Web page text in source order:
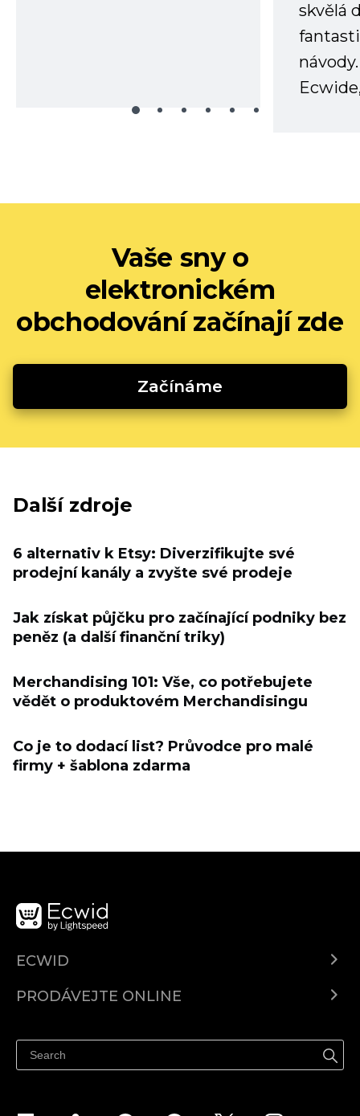
skvělá
Vaše sny o
elektronickém
obchodování začínají zde
Začínáme
Další zdroje
6 alternativ k Etsy: Diverzifikujte své
prodejní kanály a zvyšte své prodeje
Jak získat půjčku pro začínající podniky bez
peněz (a další finanční triky)
Merchandising 101: Vše, co potřebujete
vědět o produktovém Merchandisingu
Co je to dodací list? Průvodce pro malé
firmy + šablona zdarma
ECWID
Ceny
PRODÁVEJTE ONLINE
Prodávejte na Facebooku
Prodávejte na Instagramu